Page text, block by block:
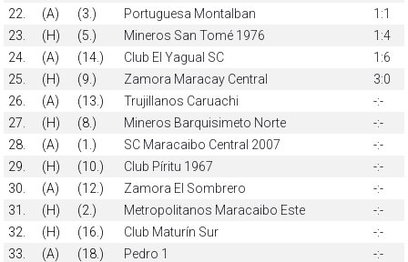
22.
(A) (3.) Portuguesa Montalban
1:1
23.
(H) (5.) Mineros San Tomé 1976
1:4
24.
(A) (14.) Club El Yagual SC
1:6
25.
(H) (9.) Zamora Maracay Central
3:0
26.
(A) (13.) Trujillanos Caruachi
-:-
27.
(H) (8.) Mineros Barquisimeto Norte
-:-
28.
(A) (1.) SC Maracaibo Central 2007
-:-
29.
(H) (10.) Club Píritu 1967
-:-
30.
(A) (12.) Zamora El Sombrero
-:-
31.
(H) (2.) Metropolitanos Maracaibo Este
-:-
32.
(H) (16.) Club Maturín Sur
-:-
33.
(A) (18.) Pedro 1
-:-